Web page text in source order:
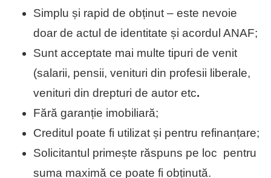
Simplu și rapid de obținut – este nevoie
doar de actul de identitate și acordul ANAF;
Sunt acceptate mai multe tipuri de venit
(salarii, pensii, venituri din profesii liberale,
venituri din drepturi de autor etc.
Fără garanție imobiliară;
Creditul poate fi utilizat și pentru refinanțare;
Solicitantul primește răspuns pe loc pentru
suma maximă ce poate fi obținută.